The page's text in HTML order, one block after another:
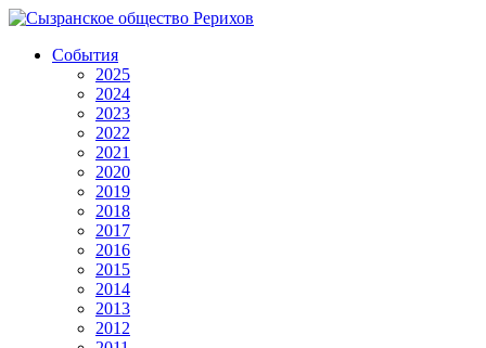
События
2025
2024
2023
2022
2021
2020
2019
2018
2017
2016
2015
2014
2013
2012